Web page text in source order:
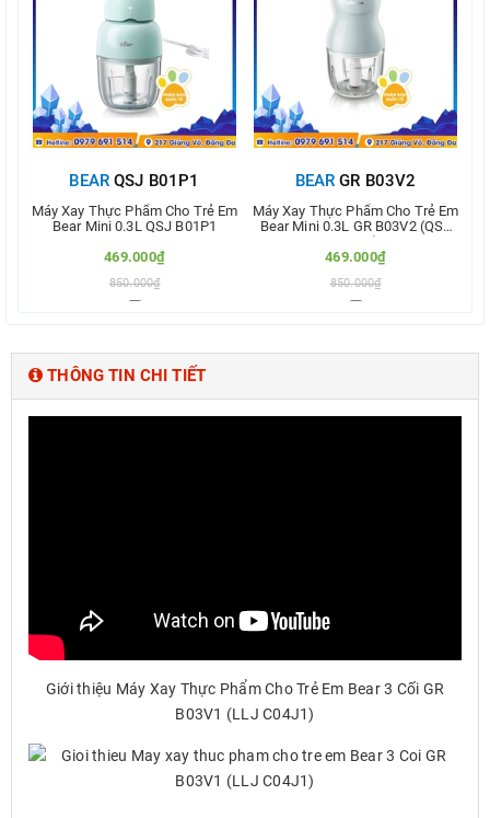
BEAR QSJ B01P1
Máy Xay Thực Phẩm Cho Trẻ Em
Bear Mini 0.3L QSJ B01P1
469.000₫
850.000₫
BEAR GR B03V2
Máy Xay Thực Phẩm Cho Trẻ Em
Bear Mini 0.3L GR B03V2 (QSJ
A01F2)
469.000₫
850.000₫
THÔNG TIN CHI TIẾT
Giới thiệu Máy Xay Thực Phẩm Cho Trẻ Em Bear 3 Cối GR
B03V1 (LLJ C04J1)